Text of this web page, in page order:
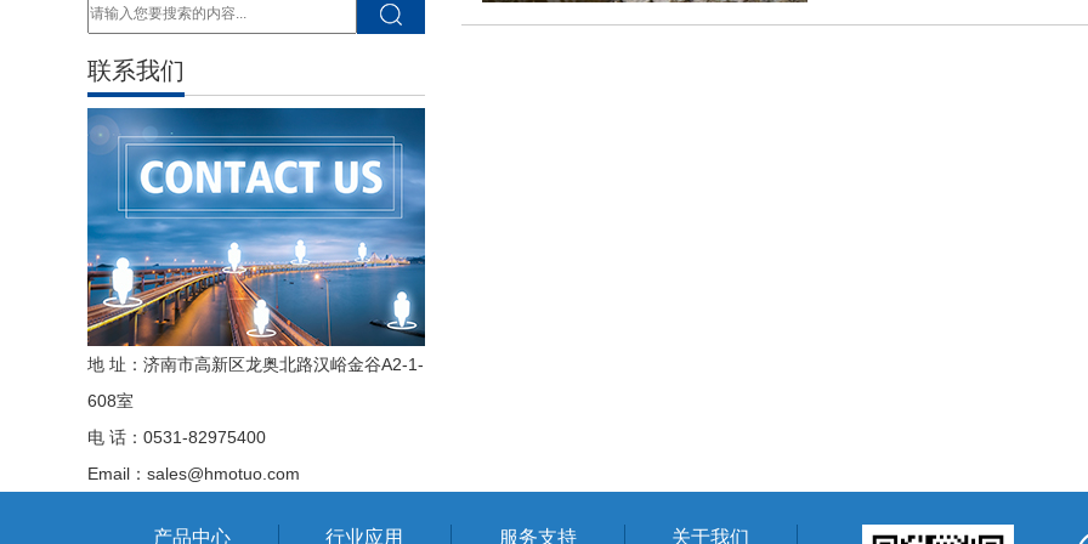
联系我们
地 址：济南市高新区龙奥北路汉峪金谷A2-1-
608室
电 话：0531-82975400
Email：sales@hmotuo.com
产品中心 行业应用 服务支持 关于我们